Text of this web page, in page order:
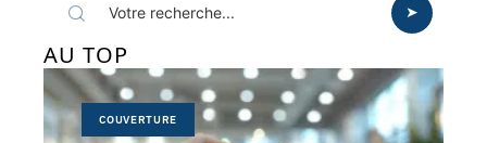
AU TOP
COUVERTURE